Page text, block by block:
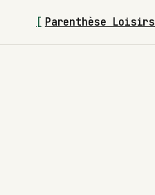
[ Parenthèse Loisirs